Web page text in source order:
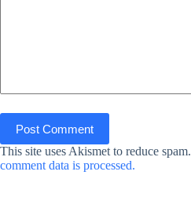
Post Comment
This site uses Akismet to reduce spam.
comment data is processed.